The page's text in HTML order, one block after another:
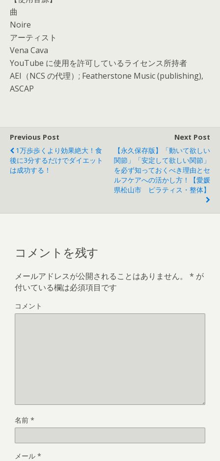
曲
Noire
アーティスト
Vena Cava
YouTube に使用を許可しているライセンス所持者
AEI（NCS の代理）; Featherstone Music (publishing),
ASCAP
Previous Post
1万歩歩くより効果絶大！食
後に3分するだけでダイエット
は成功する！
Next Post
【永久保存版】「動いて欲しい
関節」「安定して欲しい関節」
を必ず知っておくべき理由とセ
ルフケアへの活かし方！【愛媛
県松山市 ピラティス・整体】
コメントを残す
メールアドレスが公開されることはありません。 * が
付いている欄は必須項目です
コメント
名前 *
メール *